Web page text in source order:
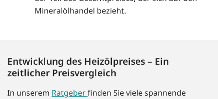
Mineralölhandel bezieht.
Entwicklung des Heizölpreises – Ein
zeitlicher Preisvergleich
In unserem Ratgeberfinden Sie viele spannende